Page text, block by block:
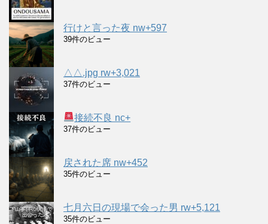
行けと言った夜 nw+597
39件のビュー
△△.jpg rw+3,021
37件のビュー
接続不良 nc+
37件のビュー
戻された席 nw+452
35件のビュー
七月六日の現場で会った男 rw+5,121
35件のビュー